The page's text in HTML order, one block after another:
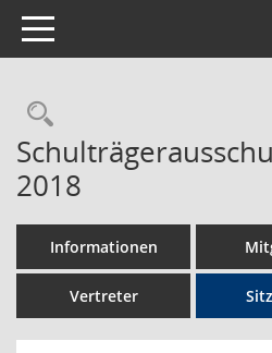
Toggle navigation
Rechercheauswahl
2018
Informationen
Vertreter